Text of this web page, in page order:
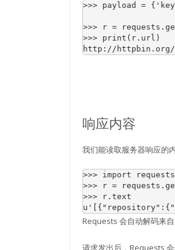
>>> payload = {
>>> r = requests .
>>> print ( r . url )
http://httpbin.org/
响应内容
我们能读取服务器响应的
>>> import
requests
>>>
r = requests .
>>>
r . text
Requests 会自动解码来
请求发出后，Requests